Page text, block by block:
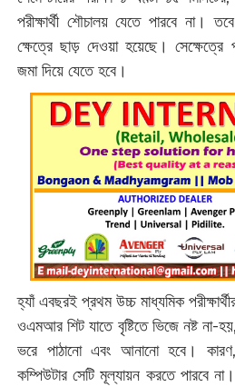
পরীক্ষার্থী শৌচালয় যেতে পারবে না।
ক্ষেত্রে ছাড় দেওয়া হয়েছে।
জমা দিয়ে যেতে হবে।
হ্যাঁ এবছরই প্রথম উচ্চ মাধ্যমিক
ওএমআর শিট যাতে বৃষ্টিতে ভিজে নষ্ট না-
ভরে পাঠানো এবং আনানো হবে।
কম্পিউটার সেটি মূল্যায়ন করতে পারবে